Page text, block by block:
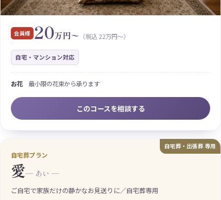
会員様 20万円〜 （税込 22万円〜）
自宅・マンション対応
お花最小限の花束から承ります
このコースを相談する
自宅葬・出張葬 専用
自宅葬プラン
愛— あい —
ご自宅で家族だけの静かなお見送りに／自宅葬専用